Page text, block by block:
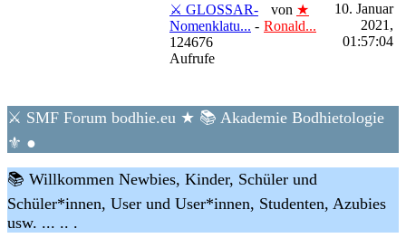
⚔ GLOSSAR-
Nomenklatu... -
124676
Aufrufe
von ★
Ronald...
10. Januar
2021,
01:57:04
⚔ SMF Forum bodhie.eu ★ 📚 Akademie Bodhietologie
⚜ ●
📚 Willkommen Newbies, Kinder, Schüler und
Schüler*innen, User und User*innen, Studenten, Azubies
usw. ... .. .